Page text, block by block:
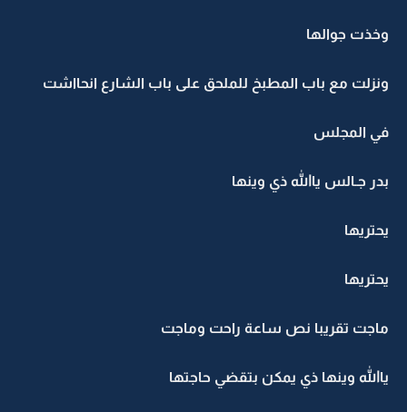
وخذت جوالها
ونزلت مع باب المطبخ للملحق على باب الشارع انحااشت
في المجلس
بدر جـالس ياالله ذي وينها
يحتريها
يحتريها
ماجت تقريبا نص ساعة راحت وماجت
ياالله وينها ذي يمكن بتقضي حاجتها